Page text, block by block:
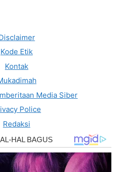
Kode Etik
Kontak
Media Siber
Police
Redaksi